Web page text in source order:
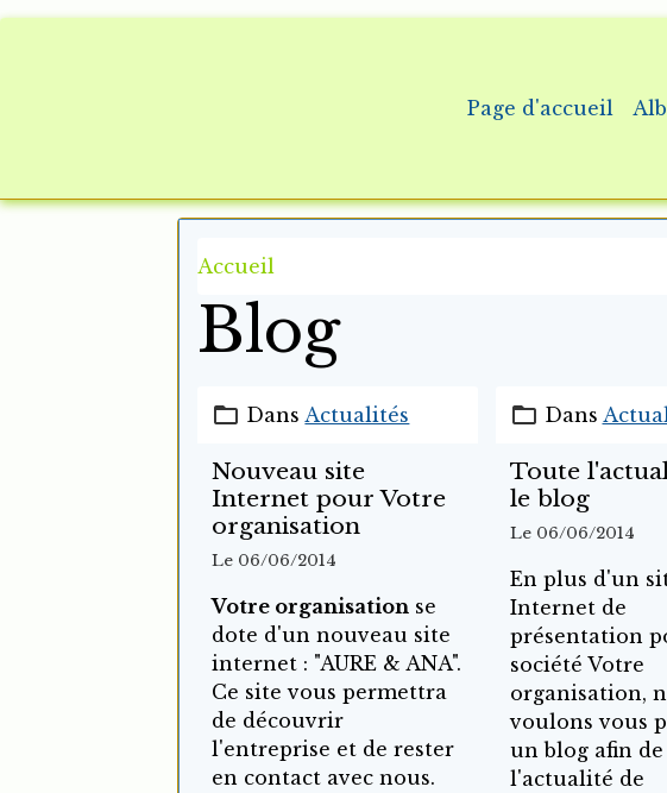
Page d'accueil
Accueil
Blog
Dans Actualités
Nouveau site
Internet pour Votre
organisation
Le 06/06/2014
Votre organisation se
dote d'un nouveau site
internet : "AURE & ANA".
Ce site vous permettra
de découvrir
l'entreprise et de rester
en contact avec nous.
Dans
Toute
le blog
Le 06/06/2014
En plus d'un
Internet de
présentation
société Votre
organisation,
voulons vous
un blog afin
l'actualité de